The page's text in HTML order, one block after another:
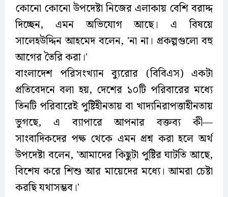
কোনো কোনো উপদেষ্টা নিজের এলাকায় বেশি বরাদ্দ
দিচ্ছেন, এমন অভিযোগ আছে। এ বিষয়ে
সালেহউদ্দিন আহমেদ বলেন, 'না না। প্রকল্পগুলো বহু
আগের তৈরি করা।'
বাংলাদেশ পরিসংখ্যান ব্যুরোর (বিবিএস) একটা
প্রতিবেদনে বলা হয়, দেশের ১০টি পরিবারের মধ্যে
তিনটি পরিবারেই পুষ্টিহীনতায় বা খাদ্যনিরাপত্তাহীনতায়
ভুগছে, এ ব্যাপারে আপনার বক্তব্য কী—
সাংবাদিকদের পক্ষ থেকে এমন প্রশ্ন করা হলে অর্থ
উপদেষ্টা বলেন, 'আমাদের কিছুটা পুষ্টির ঘাটতি আছে,
বিশেষ করে শিশু আর মায়েদের মধ্যে। আমরা চেষ্টা
করছি যথাসম্ভব।'